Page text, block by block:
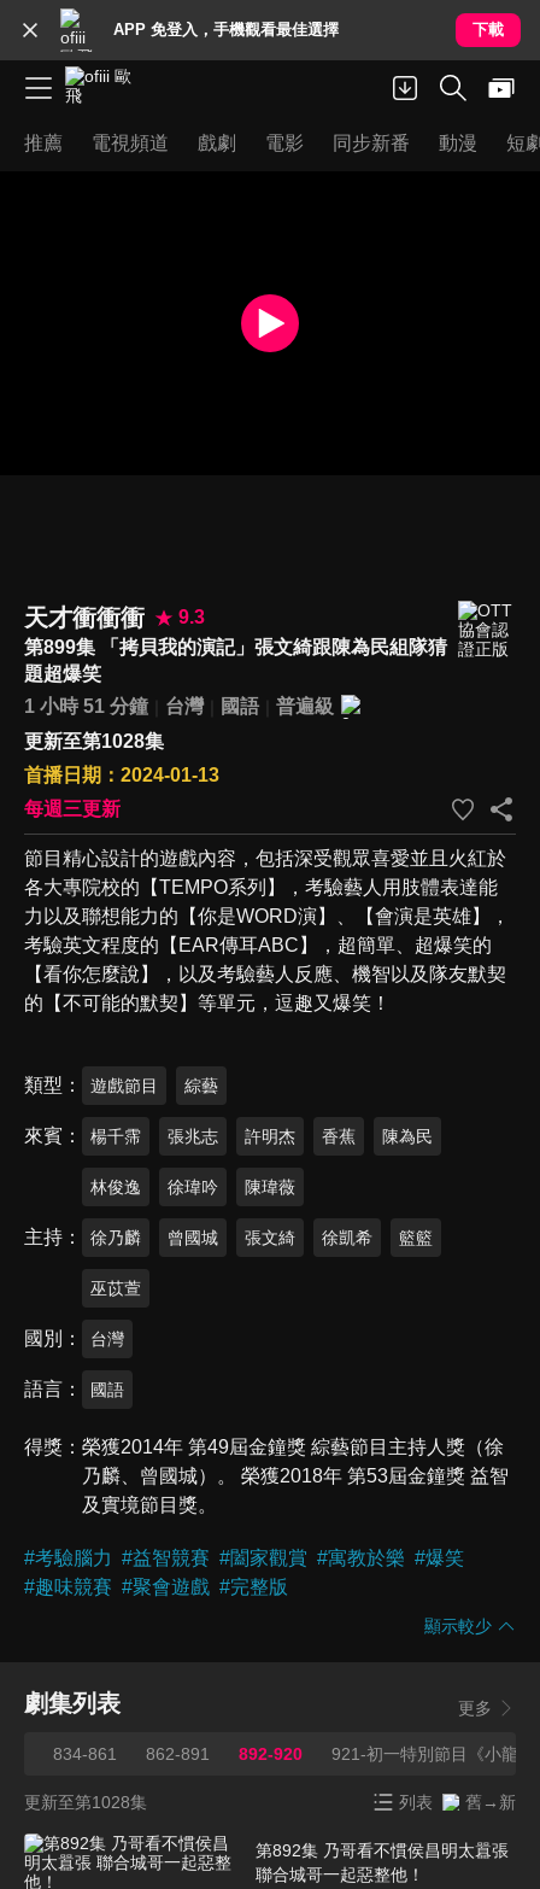
APP 免登入，手機觀看最佳選擇 下載
推薦 電視頻道 戲劇 電影 同步新番 動漫 短
天才衝衝衝
9.3
第899集 「拷貝我的演記」張文綺跟陳為民組隊猜
題超爆笑
1 小時 51 分鐘
台灣 國語
普遍級
更新至第1028集
首播日期：2024-01-13
每週三更新
節目精心設計的遊戲內容，包括深受觀眾喜愛並且火紅於
各大專院校的【TEMPO系列】，考驗藝人用肢體表達能
力以及聯想能力的【你是WORD演】、【會演是英雄】，
考驗英文程度的【EAR傳耳ABC】，超簡單、超爆笑的
【看你怎麼說】，以及考驗藝人反應、機智以及隊友默契
的【不可能的默契】等單元，逗趣又爆笑！
類型 遊戲節目 綜藝
來賓 楊千霈 張兆志 許明杰 香蕉 陳為民
林俊逸 徐瑋吟 陳瑋薇
主持 徐乃麟 曾國城 張文綺 徐凱希 籃籃
巫苡萱
國別 台灣
語言 國語
得獎
榮獲2014年 第49屆金鐘獎 綜藝節目主持人獎（徐
乃麟、曾國城）。 榮獲2018年 第53屆金鐘獎 益智
及實境節目獎。
#考驗腦力 #益智競賽 #闔家觀賞 #寓教於樂 #爆笑
#趣味競賽 #聚會遊戲 #完整版
顯示較少
劇集列表 更多
834-861 862-891 892-920 921-初一特別節目《小龍
更新至第1028集 列表 舊→新
第892集 乃哥看不慣侯昌明太囂張
聯合城哥一起惡整他！